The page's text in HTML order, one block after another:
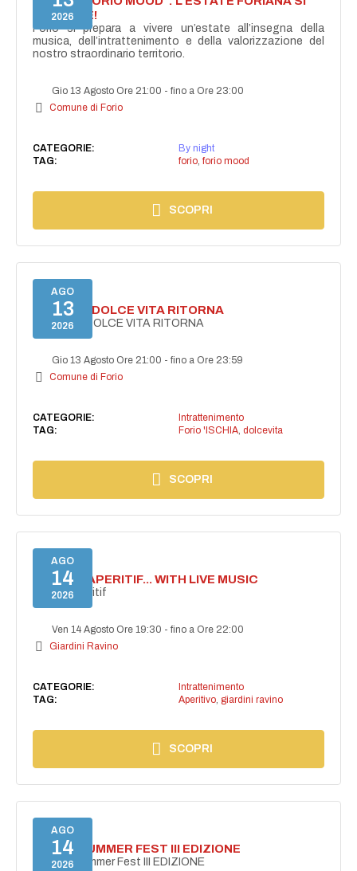
2026
ACCENDE!
Forio si prepara a vivere un’estate all’insegna della
musica, dell’intrattenimento e della valorizzazione del
nostro straordinario territorio.
Gio 13 Agosto Ore 21:00 -fino a Ore 23:00
Comune di Forio
CATEGORIE:
By night
TAG:
forio, forio mood
SCOPRI
AGO
13
2026
FORIO LA DOLCE VITA RITORNA
FORIO LA DOLCE VITA RITORNA
Gio 13 Agosto Ore 21:00 -fino a Ore 23:59
Comune di Forio
CATEGORIE:
Intrattenimento
TAG:
Forio 'ISCHIA, dolcevita
SCOPRI
AGO
14
2026
SECRET APERITIF... WITH LIVE MUSIC
Secret aperitif
Ven 14 Agosto Ore 19:30 -fino a Ore 22:00
Giardini Ravino
CATEGORIE:
Intrattenimento
TAG:
Aperitivo, giardini ravino
SCOPRI
AGO
14
2026
PANZA SUMMER FEST III EDIZIONE
PANZA Summer Fest III EDIZIONE